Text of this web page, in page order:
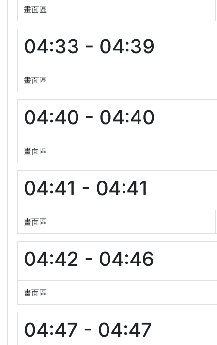
畫面區
04:33 - 04:39
畫面區
04:40 - 04:40
畫面區
04:41 - 04:41
畫面區
04:42 - 04:46
畫面區
04:47 - 04:47